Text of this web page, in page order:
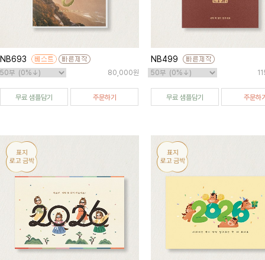
NB693
80,000원
무료 샘플담기 주문하기
NB499
무료 샘플담기 주문하